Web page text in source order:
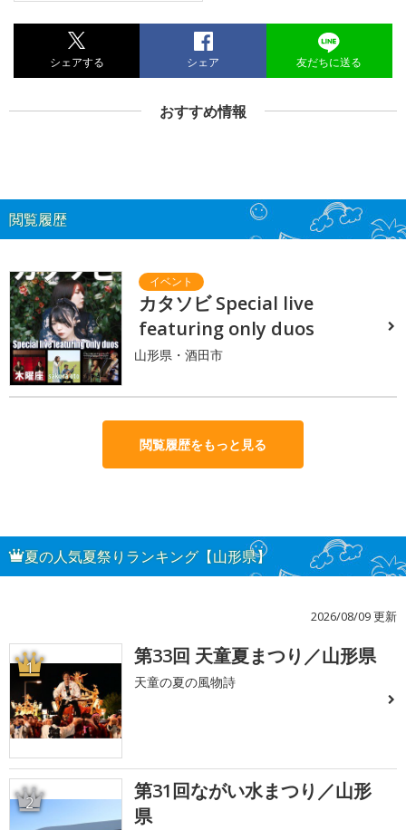
シェアする シェア 友だちに送る
おすすめ情報
閲覧履歴
カタソビ Special live
featuring only duos
山形県・酒田市
閲覧履歴をもっと見る
夏の人気夏祭りランキング【山形県】
2026/08/09 更新
1 第33回 天童夏まつり／山形県
天童の夏の風物詩
2
第31回ながい水まつり／山形
県